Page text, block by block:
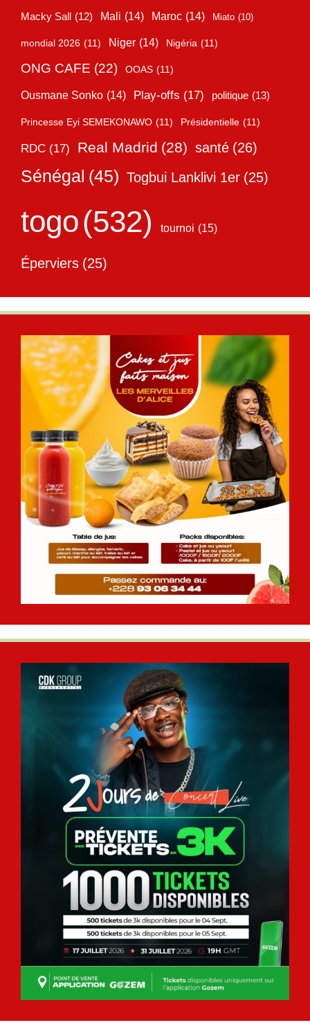
Macky Sall (12) Mali (14) Maroc (14) Miato (10)
mondial 2026 (11) Niger (14) Nigéria (11)
ONG CAFE (22) OOAS (11)
Ousmane Sonko (14) Play-offs (17) politique (13)
Princesse Eyi SEMEKONAWO (11) Présidentielle (11)
RDC (17) Real Madrid (28) santé (26)
Sénégal (45) Togbui Lanklivi 1er (25)
togo(532) tournoi (15)
Éperviers (25)